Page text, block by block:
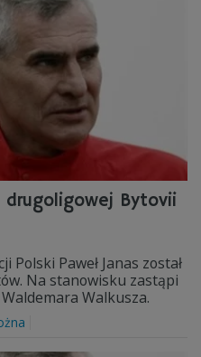
drugoligowej Bytovii
Polski Paweł Janas został
Na stanowisku zastąpi
Walkusza.